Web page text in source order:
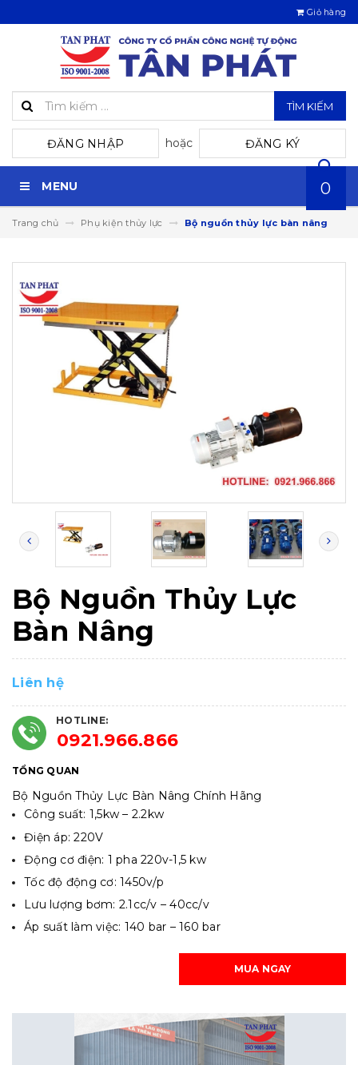
Giỏ hàng
TÌM KIẾM
ĐĂNG NHẬP hoặc ĐĂNG KÝ
MENU 0
Trang chủ Phụ kiện thủy lực Bộ nguồn thủy lực bàn nâng
Bộ Nguồn Thủy Lực
Bàn Nâng
Liên hệ
HOTLINE:
0921.966.866
TỔNG QUAN
Bộ Nguồn Thủy Lực Bàn Nâng Chính Hãng
Công suất: 1,5kw – 2.2kw
Điện áp: 220V
Động cơ điện: 1 pha 220v-1,5 kw
Tốc độ động cơ: 1450v/p
Lưu lượng bơm: 2.1cc/v – 40cc/v
Áp suất làm việc: 140 bar – 160 bar
MUA NGAY